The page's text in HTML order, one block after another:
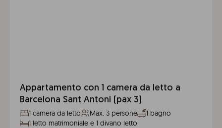
Appartamento con 1 camera da letto a
Barcelona Sant Antoni (pax 3)
1 camera da letto Max. 3 persone
1 bagno
1 letto matrimoniale e 1 divano letto